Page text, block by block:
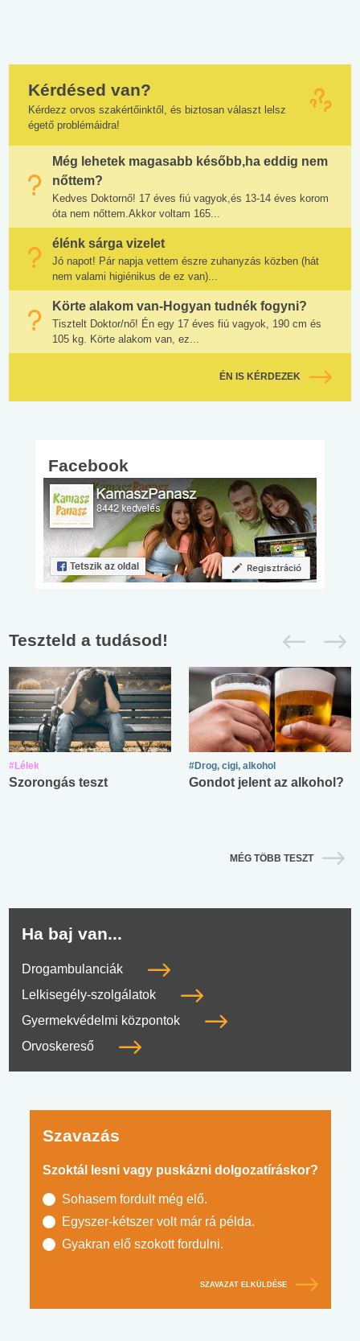
Kérdésed van?
Kérdezz orvos szakértőinktől, és biztosan választ lelsz
égető problémáidra!
Még lehetek magasabb később,ha eddig nem
nőttem?
Kedves Doktornő! 17 éves fiú vagyok,és 13-14 éves korom
óta nem nőttem.Akkor voltam 165...
élénk sárga vizelet
Jó napot! Pár napja vettem észre zuhanyzás közben (hát
nem valami higiénikus de ez van)...
Körte alakom van-Hogyan tudnék fogyni?
Tisztelt Doktor/nő! Én egy 17 éves fiú vagyok, 190 cm és
105 kg. Körte alakom van, ez...
ÉN IS KÉRDEZEK
Facebook
Teszteld a tudásod!
#Lélek
Szorongás teszt
#Drog, cigi, alkohol
Gondot jelent az alkohol?
MÉG TÖBB TESZT
Ha baj van...
Drogambulanciák
Lelkisegély-szolgálatok
Gyermekvédelmi központok
Orvoskereső
Szavazás
Szoktál lesni vagy puskázni dolgozatíráskor?
Sohasem fordult még elő.
Egyszer-kétszer volt már rá példa.
Gyakran elő szokott fordulni.
SZAVAZAT ELKÜLDÉSE